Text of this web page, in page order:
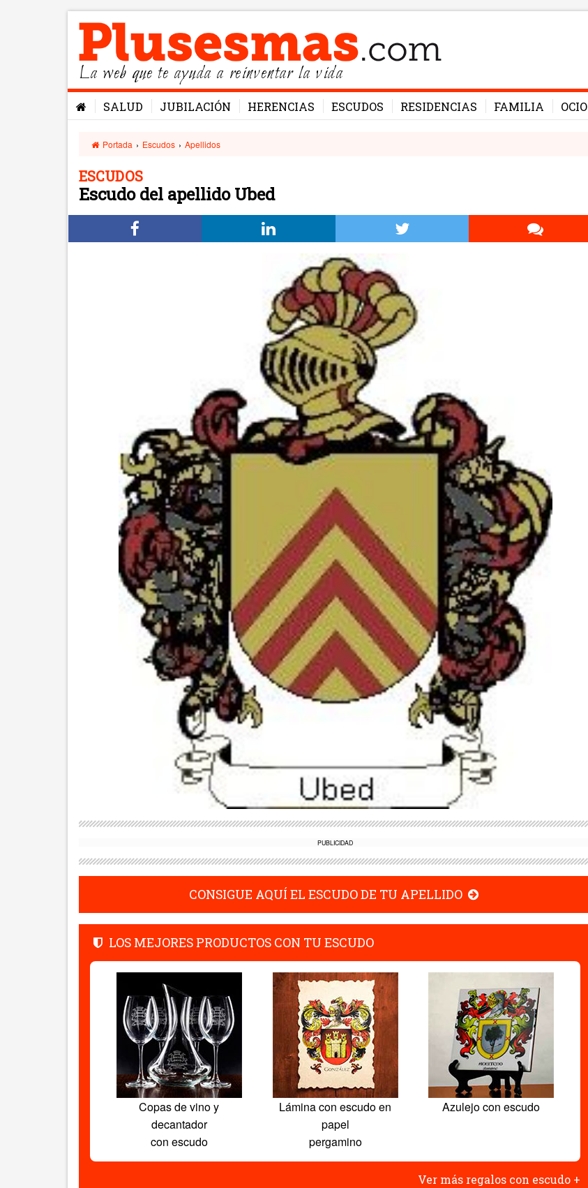
La web que te ayuda a reinventar la vida
SALUD JUBILACIÓN HERENCIAS ESCUDOS RESIDENCIAS FAMILIA OCIO
Portada › Escudos › Apellidos
ESCUDOS
Escudo del apellido Ubed
PUBLICIDAD
CONSIGUE AQUÍ EL ESCUDO DE TU APELLIDO
LOS MEJORES PRODUCTOS CON TU ESCUDO
Copas de vino y
decantador
con escudo
Lámina con escudo en
papel
pergamino
Azulejo con escudo
Ver más regalos con escudo +